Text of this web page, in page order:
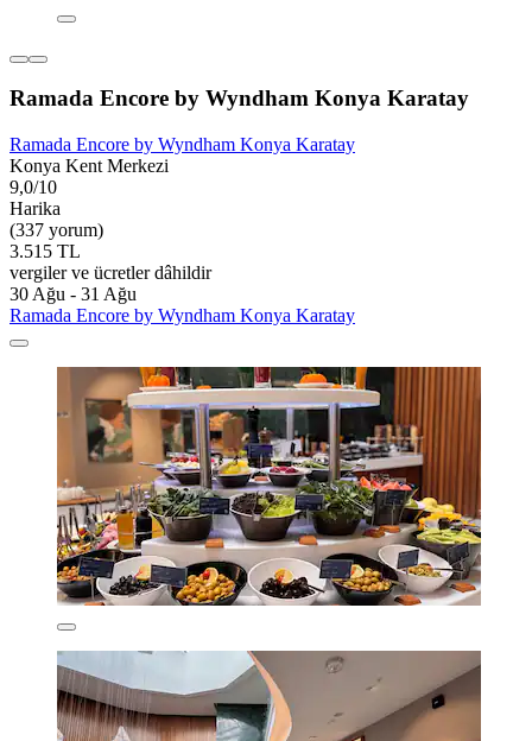
Ramada Encore by Wyndham Konya Karatay
Ramada Encore by Wyndham Konya Karatay
Konya Kent Merkezi
9,0/10
Harika
(337 yorum)
3.515 TL
vergiler ve ücretler dâhildir
30 Ağu - 31 Ağu
Ramada Encore by Wyndham Konya Karatay